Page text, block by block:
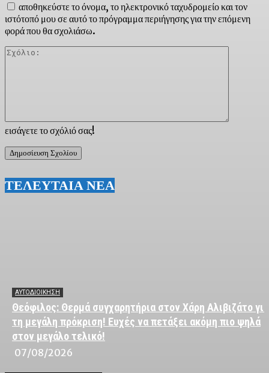
εισάγετε το σχόλιό σας!
αποθηκεύστε το όνομα, το ηλεκτρονικό ταχυδρομείο και τον
ιστότοπό μου σε αυτό το πρόγραμμα περιήγησης για την επόμενη
φορά που θα σχολιάσω.
ΤΕΛΕΥΤΑΙΑ ΝΕΑ
ΑΥΤΟΔΙΟΙΚΗΣΗ
Θεόφιλος: Θερμά συγχαρητήρια στον Χάρη Αλιβιζάτο για
τη μεγάλη πρόκριση! Ευχές να πετάξει ακόμη πιο ψηλά
στον μεγάλο τελικό!
07/08/2026